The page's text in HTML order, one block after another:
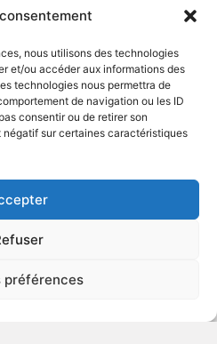
nous utilisons des technologies
et/ou accéder aux informations des
technologies nous permettra de
de navigation ou les ID
consentir ou de retirer son
sur certaines caractéristiques
préférences
EXPLICITE
Film pornographique